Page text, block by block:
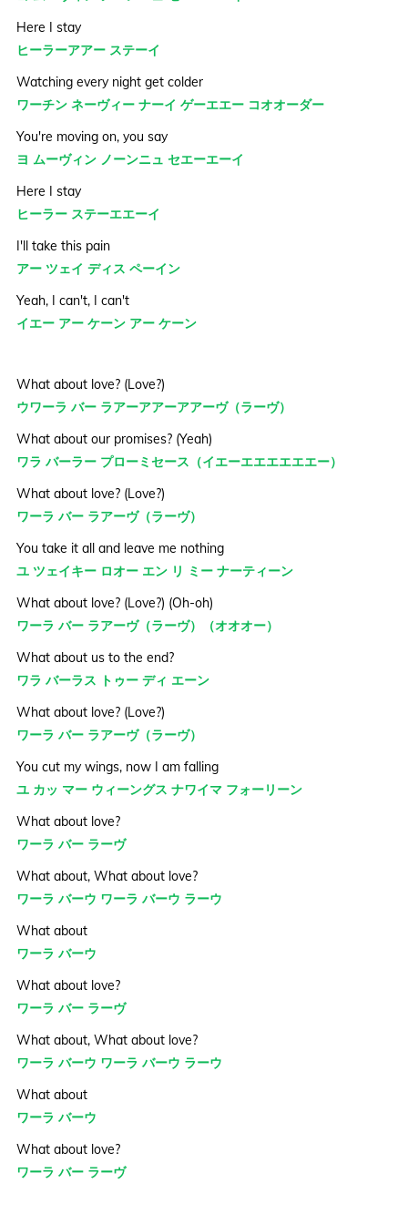
Here I stay
ヒーラーアアー ステーイ
Watching every night get colder
ワーチン ネーヴィー ナーイ ゲーエエー コオオーダー
You're moving on, you say
ヨ ムーヴィン ノーンニュ セエーエーイ
Here I stay
ヒーラー ステーエエーイ
I'll take this pain
アー ツェイ ディス ペーイン
Yeah, I can't, I can't
イエー アー ケーン アー ケーン
What about love? (Love?)
ウワーラ バー ラアーアアーアアーヴ（ラーヴ）
What about our promises? (Yeah)
ワラ バーラー プローミセース（イエーエエエエエエー）
What about love? (Love?)
ワーラ バー ラアーヴ（ラーヴ）
You take it all and leave me nothing
ユ ツェイキー ロオー エン リ ミー ナーティーン
What about love? (Love?) (Oh-oh)
ワーラ バー ラアーヴ（ラーヴ）（オオオー）
What about us to the end?
ワラ バーラス トゥー ディ エーン
What about love? (Love?)
ワーラ バー ラアーヴ（ラーヴ）
You cut my wings, now I am falling
ユ カッ マー ウィーングス ナワイマ フォーリーン
What about love?
ワーラ バー ラーヴ
What about, What about love?
ワーラ バーウ ワーラ バーウ ラーウ
What about
ワーラ バーウ
What about love?
ワーラ バー ラーヴ
What about, What about love?
ワーラ バーウ ワーラ バーウ ラーウ
What about
ワーラ バーウ
What about love?
ワーラ バー ラーヴ